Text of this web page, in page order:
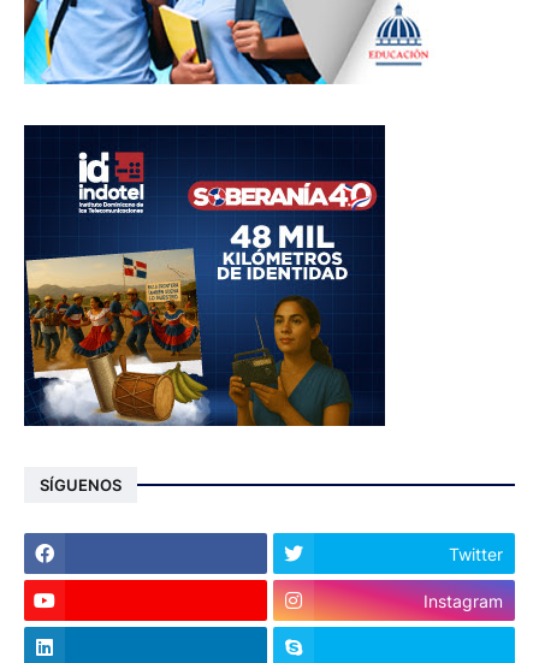
SÍGUENOS
Twitter
Instagram